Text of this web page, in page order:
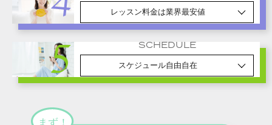
レッスン料金は業界最安値
SCHEDULE
スケジュール自由自在